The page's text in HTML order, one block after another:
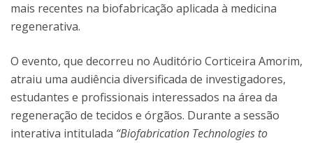
mais recentes na biofabricação aplicada à medicina
regenerativa.
O evento, que decorreu no Auditório Corticeira Amorim,
atraiu uma audiência diversificada de investigadores,
estudantes e profissionais interessados na área da
regeneração de tecidos e órgãos. Durante a sessão
interativa intitulada “Biofabrication Technologies to